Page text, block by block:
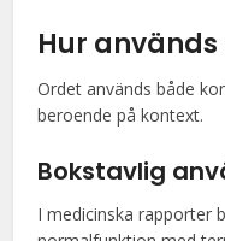
Hur
Ordet används både
beroende på kontext.
Bokstavlig
I medicinska rapporter